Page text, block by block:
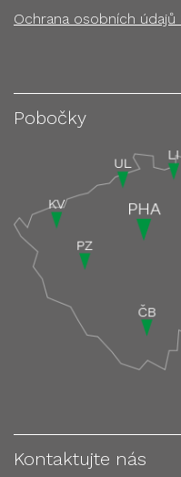
Ochrana osobních údajů
Pobočky
Kontaktujte nás